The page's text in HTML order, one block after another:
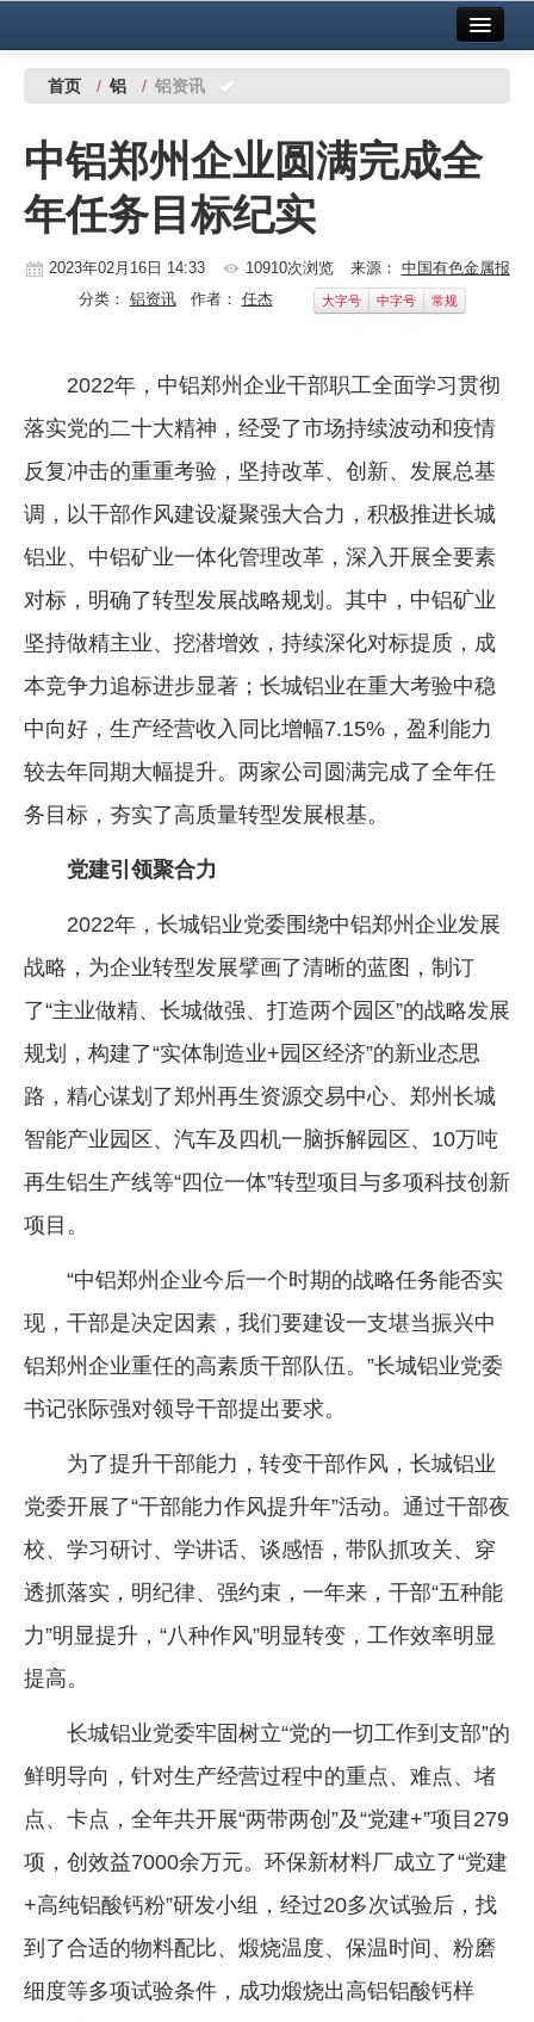
中国有色金属报社主办 广告服务
铜镍铅锌
铝
稀有稀土
镁钛
地矿 建设
党建工作
企业文化
《资源再生》杂志
数字报
首页 / 铝 / 铝资讯
中铝郑州企业圆满完成全
年任务目标纪实
2023年02月16日 14:33 10910次浏览 来源： 中国有色金属报
分类： 铝资讯作者： 任杰 大字号 中字号 常规
2022年，中铝郑州企业干部职工全面学习贯彻
落实党的二十大精神，经受了市场持续波动和疫情
反复冲击的重重考验，坚持改革、创新、发展总基
调，以干部作风建设凝聚强大合力，积极推进长城
铝业、中铝矿业一体化管理改革，深入开展全要素
对标，明确了转型发展战略规划。其中，中铝矿业
坚持做精主业、挖潜增效，持续深化对标提质，成
本竞争力追标进步显著；长城铝业在重大考验中稳
中向好，生产经营收入同比增幅7.15%，盈利能力
较去年同期大幅提升。两家公司圆满完成了全年任
务目标，夯实了高质量转型发展根基。
党建引领聚合力
2022年，长城铝业党委围绕中铝郑州企业发展
战略，为企业转型发展擘画了清晰的蓝图，制订
了“主业做精、长城做强、打造两个园区”的战略发展
规划，构建了“实体制造业+园区经济”的新业态思
路，精心谋划了郑州再生资源交易中心、郑州长城
智能产业园区、汽车及四机一脑拆解园区、10万吨
再生铝生产线等“四位一体”转型项目与多项科技创新
项目。
“中铝郑州企业今后一个时期的战略任务能否实
现，干部是决定因素，我们要建设一支堪当振兴中
铝郑州企业重任的高素质干部队伍。”长城铝业党委
书记张际强对领导干部提出要求。
为了提升干部能力，转变干部作风，长城铝业
党委开展了“干部能力作风提升年”活动。通过干部夜
校、学习研讨、学讲话、谈感悟，带队抓攻关、穿
透抓落实，明纪律、强约束，一年来，干部“五种能
力”明显提升，“八种作风”明显转变，工作效率明显
提高。
长城铝业党委牢固树立“党的一切工作到支部”的
鲜明导向，针对生产经营过程中的重点、难点、堵
点、卡点，全年共开展“两带两创”及“党建+”项目279
项，创效益7000余万元。环保新材料厂成立了“党建
+高纯铝酸钙粉”研发小组，经过20多次试验后，找
到了合适的物料配比、煅烧温度、保温时间、粉磨
细度等多项试验条件，成功煅烧出高铝铝酸钙样